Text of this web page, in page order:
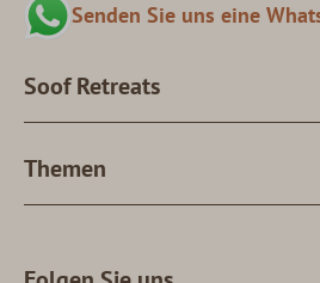
Senden Sie uns eine
Soof Retreats
Themen